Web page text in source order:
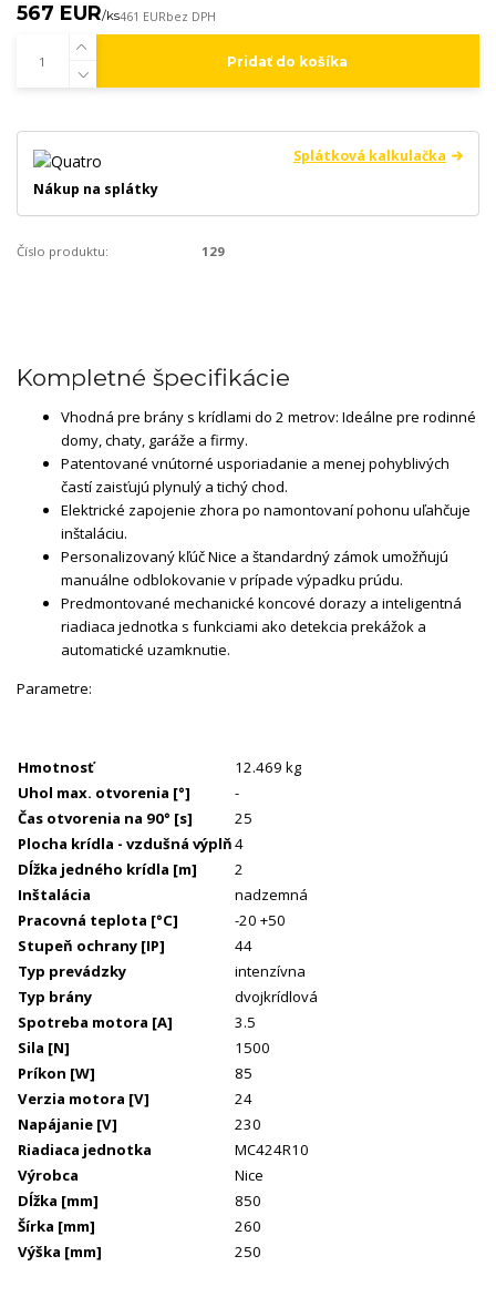
567 EUR/ks461 EURbez DPH
Pridať do košíka
Splátková kalkulačka
Nákup na splátky
Číslo produktu: 129
Kompletné špecifikácie
Vhodná pre brány s krídlami do 2 metrov: Ideálne pre rodinné
domy, chaty, garáže a firmy.
Patentované vnútorné usporiadanie a menej pohyblivých
častí zaisťujú plynulý a tichý chod.
Elektrické zapojenie zhora po namontovaní pohonu uľahčuje
inštaláciu.
Personalizovaný kľúč Nice a štandardný zámok umožňujú
manuálne odblokovanie v prípade výpadku prúdu.
Predmontované mechanické koncové dorazy a inteligentná
riadiaca jednotka s funkciami ako detekcia prekážok a
automatické uzamknutie.
Parametre:
Hmotnosť
12.469 kg
Uhol max. otvorenia [°]
-
Čas otvorenia na 90° [s]
25
Plocha krídla - vzdušná výplň4
Dĺžka jedného krídla [m]
2
Inštalácia
nadzemná
Pracovná teplota [°C]
-20 +50
Stupeň ochrany [IP]
44
Typ prevádzky
intenzívna
Typ brány
dvojkrídlová
Spotreba motora [A]
3.5
Sila [N]
1500
Príkon [W]
85
Verzia motora [V]
24
Napájanie [V]
230
Riadiaca jednotka
MC424R10
Výrobca
Nice
Dĺžka [mm]
850
Šírka [mm]
260
Výška [mm] 250